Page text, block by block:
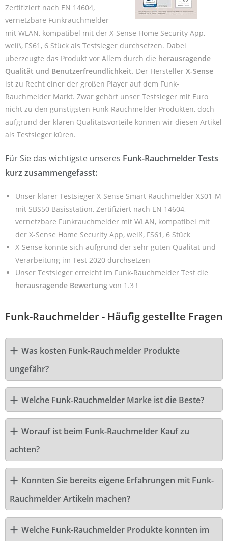
Zertifiziert nach EN 14604,
vernetzbare Funkrauchmelder
mit WLAN, kompatibel mit der X-Sense Home Security App,
weiß, FS61, 6 Stück als Testsieger durchsetzen. Dabei
überzeugte das Produkt vor Allem durch die herausragende
Qualität und Benutzerfreundlichkeit. Der Hersteller X-Sense
ist zu Recht einer der großen Player auf dem Funk-
Rauchmelder Markt. Zwar gehört unser Testsieger mit Euro
nicht zu den günstigsten Funk-Rauchmelder Produkten, doch
aufgrund der klaren Qualitätsvorteile können wir diesen Artikel
als Testsieger küren.
Für Sie das wichtigste unseres Funk-Rauchmelder Tests
kurz zusammengefasst:
Unser klarer Testsieger X-Sense Smart Rauchmelder XS01-M
mit SBS50 Basisstation, Zertifiziert nach EN 14604,
vernetzbare Funkrauchmelder mit WLAN, kompatibel mit
der X-Sense Home Security App, weiß, FS61, 6 Stück
X-Sense konnte sich aufgrund der sehr guten Qualität und
Verarbeitung im Test 2020 durchsetzen
Unser Testsieger erreicht im Funk-Rauchmelder Test die
herausragende Bewertung von 1.3 !
Funk-Rauchmelder - Häufig gestellte Fragen
Was kosten Funk-Rauchmelder Produkte
ungefähr?
Welche Funk-Rauchmelder Marke ist die Beste?
Worauf ist beim Funk-Rauchmelder Kauf zu
achten?
Konnten Sie bereits eigene Erfahrungen mit Funk-
Rauchmelder Artikeln machen?
Welche Funk-Rauchmelder Produkte konnten im